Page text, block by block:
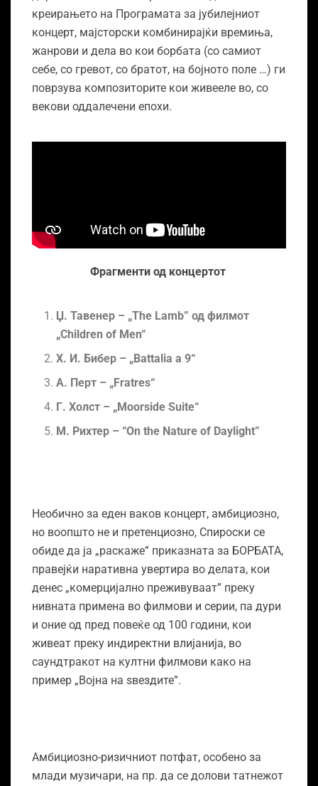
креирањето на Програмата за јубилејниот
концерт, мајсторски комбинирајќи времиња,
жанрови и дела во кои борбата (со самиот
себе, со гревот, со братот, на бојното поле …) ги
поврзува композиторите кои живееле во, со
векови оддалечени епохи.
Фрагменти од концертот
Џ. Тавенер – „The Lamb” од филмот
„Children of Men“
Х. И. Бибер – „Battalia a 9“
A. Перт – „Fratres“
Г. Холст – „Moorside Suite“
М. Рихтер – “On the Nature of Daylight”
Необично за еден ваков концерт, амбициозно,
но воопшто не и претенциозно, Спироски се
обиде да ја „раскаже” приказната за БОРБАТА,
правејќи наративна увертира во делата, кои
денес „комерцијално преживуваат” преку
нивната примена во филмови и серии, па дури
и оние од пред повеќе од 100 години, кои
живеат преку индиректни влијанија, во
саундтракот на култни филмови како на
пример „Војна на ѕвездите”.
Амбициозно-ризичниот потфат, особено за
млади музичари, на пр. да се долови татнежот